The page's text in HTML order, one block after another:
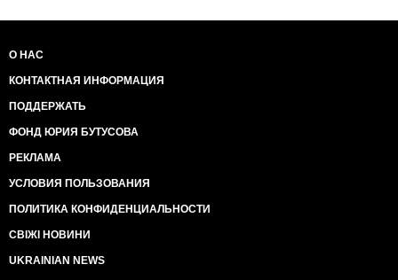
О НАС
КОНТАКТНАЯ ИНФОРМАЦИЯ
ПОДДЕРЖАТЬ
ФОНД ЮРИЯ БУТУСОВА
РЕКЛАМА
УСЛОВИЯ ПОЛЬЗОВАНИЯ
ПОЛИТИКА КОНФИДЕНЦИАЛЬНОСТИ
СВІЖІ НОВИНИ
UKRAINIAN NEWS